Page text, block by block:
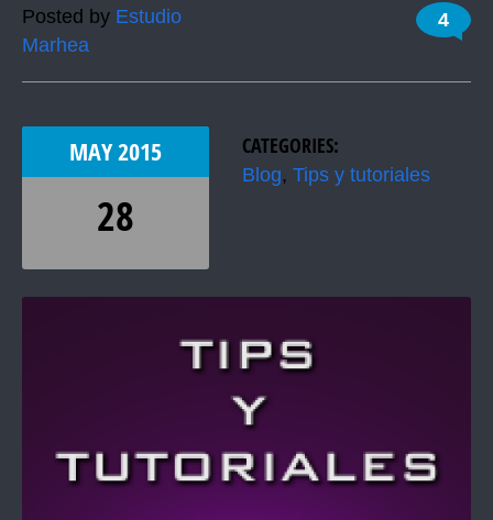
Posted by Estudio
Marhea
4
MAY2015
28
CATEGORIES:
Blog, Tips y tutoriales